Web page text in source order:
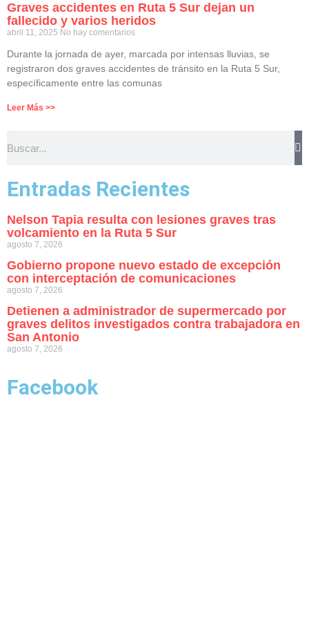
Graves accidentes en Ruta 5 Sur dejan un
fallecido y varios heridos
abril 11, 2025 No hay comentarios
Durante la jornada de ayer, marcada por intensas lluvias, se
registraron dos graves accidentes de tránsito en la Ruta 5 Sur,
específicamente entre las comunas
Leer Más >>
Entradas Recientes
Nelson Tapia resulta con lesiones graves tras
volcamiento en la Ruta 5 Sur
agosto 7, 2026
Gobierno propone nuevo estado de excepción
con interceptación de comunicaciones
agosto 7, 2026
Detienen a administrador de supermercado por
graves delitos investigados contra trabajadora en
San Antonio
agosto 7, 2026
Facebook